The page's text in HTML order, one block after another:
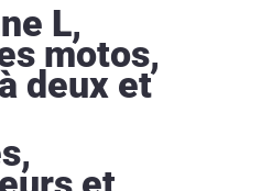
L,
motos,
deux et